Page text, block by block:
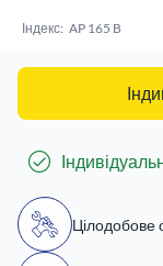
Індекс: AP 165 B
Цілодобове